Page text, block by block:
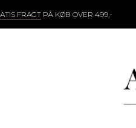
FRAGTPÅ KØB OVER 499,-